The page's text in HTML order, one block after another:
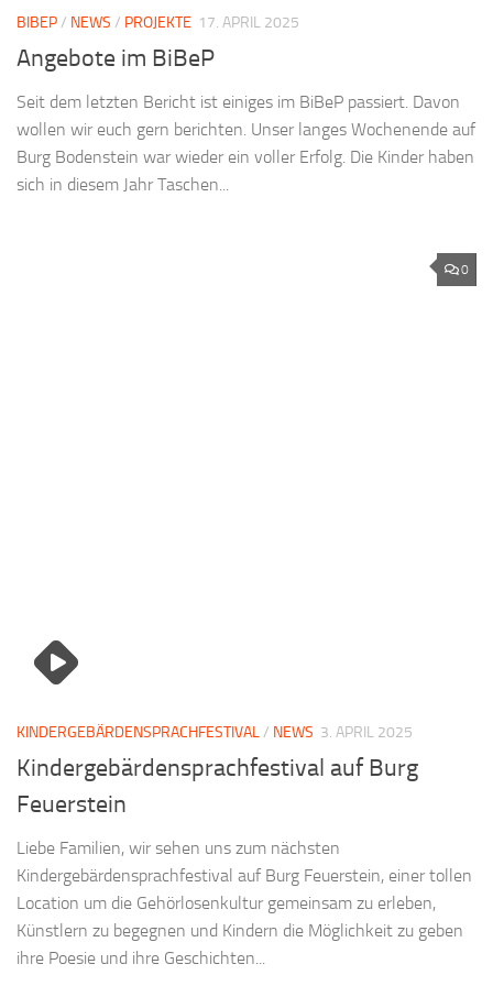
BIBEP/ NEWS / PROJEKTE 17. APRIL 2025
Angebote im BiBeP
Seit dem letzten Bericht ist einiges im BiBeP passiert. Davon
wollen wir euch gern berichten. Unser langes Wochenende auf
Burg Bodenstein war wieder ein voller Erfolg. Die Kinder haben
sich in diesem Jahr Taschen...
0
KINDERGEBÄRDENSPRACHFESTIVAL/ NEWS 3. APRIL 2025
Kindergebärdensprachfestival auf Burg
Feuerstein
Liebe Familien, wir sehen uns zum nächsten
Kindergebärdensprachfestival auf Burg Feuerstein, einer tollen
Location um die Gehörlosenkultur gemeinsam zu erleben,
Künstlern zu begegnen und Kindern die Möglichkeit zu geben
ihre Poesie und ihre Geschichten...